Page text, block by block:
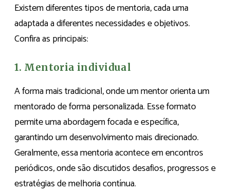
Existem diferentes tipos de mentoria, cada uma
adaptada a diferentes necessidades e objetivos.
Confira as principais:
1. Mentoria individual
A forma mais tradicional, onde um mentor orienta um
mentorado de forma personalizada. Esse formato
permite uma abordagem focada e específica,
garantindo um desenvolvimento mais direcionado.
Geralmente, essa mentoria acontece em encontros
periódicos, onde são discutidos desafios, progressos e
estratégias de melhoria contínua.